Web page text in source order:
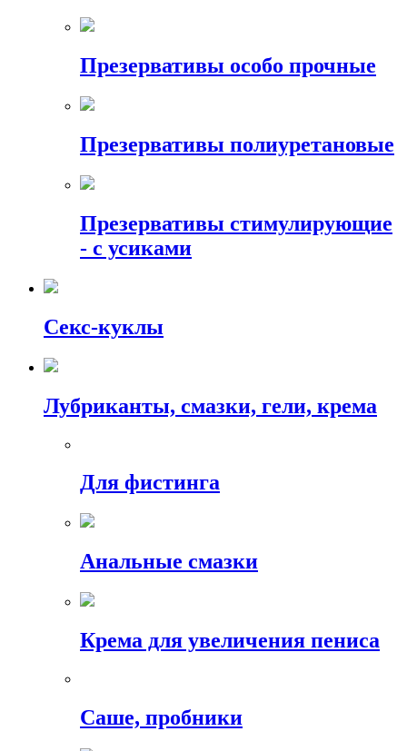
Презервативы особо прочные
Презервативы полиуретановые
Презервативы стимулирующие
- с усиками
Секс-куклы
Лубриканты, смазки, гели, крема
Для фистинга
Анальные смазки
Крема для увеличения пениса
Саше, пробники